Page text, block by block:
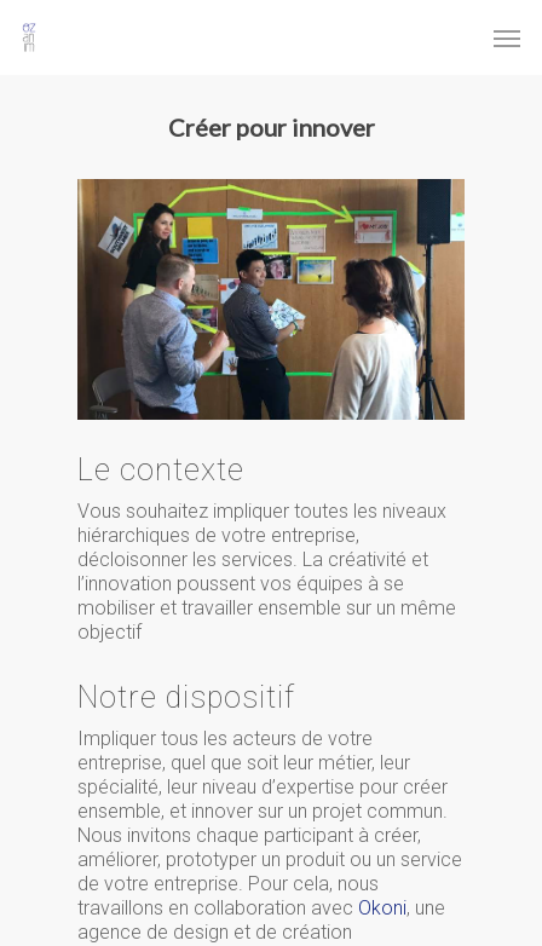
Créer pour innover
Le contexte
Vous souhaitez impliquer toutes les niveaux
hiérarchiques de votre entreprise,
décloisonner les services. La créativité et
l’innovation poussent vos équipes à se
mobiliser et travailler ensemble sur un même
objectif
Notre dispositif
Impliquer tous les acteurs de votre
entreprise, quel que soit leur métier, leur
spécialité, leur niveau d’expertise pour créer
ensemble, et innover sur un projet commun.
Nous invitons chaque participant à créer,
améliorer, prototyper un produit ou un service
de votre entreprise. Pour cela, nous
travaillons en collaboration avec Okoni, une
agence de design et de création